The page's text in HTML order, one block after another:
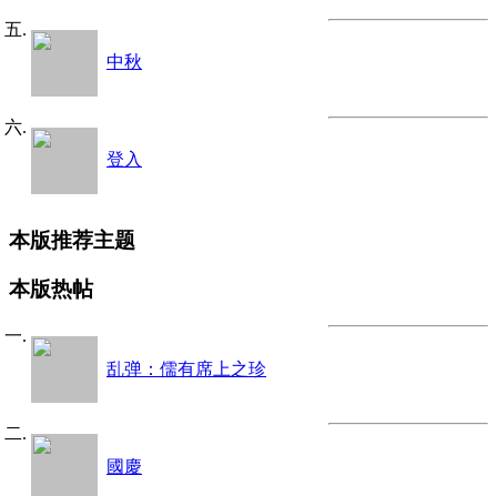
中秋
登入
本版推荐主题
本版热帖
乱弹：儒有席上之珍
國慶